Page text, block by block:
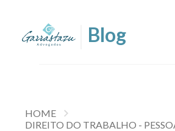
HOME
DIREITO DO TRABALHO -